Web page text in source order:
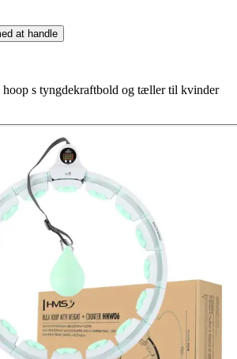
at handle
hoop s tyngdekraftbold og tæller til kvinder